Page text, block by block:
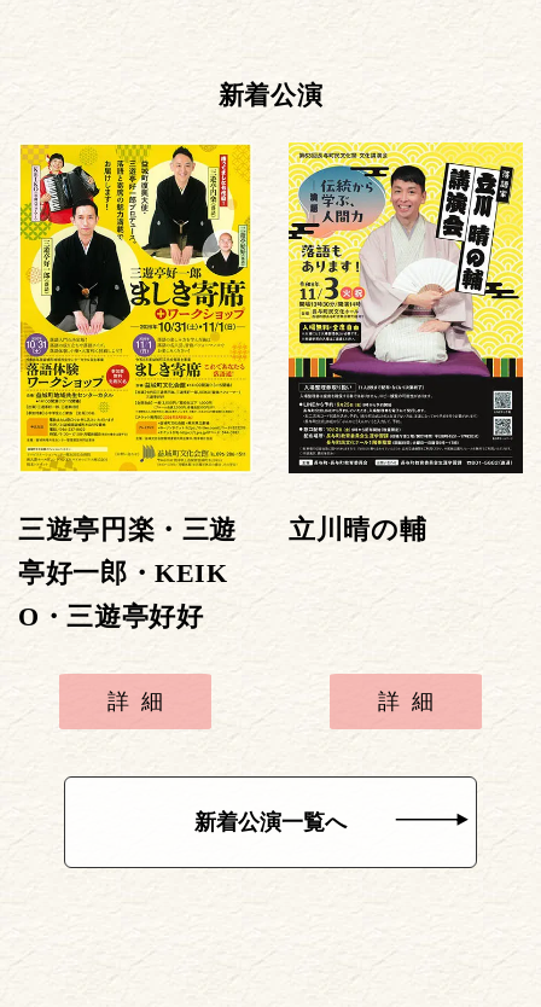
新着公演
三遊亭円楽・三遊
亭好一郎・KEIK
O・三遊亭好好
詳細
立川晴の輔
詳細
新着公演一覧へ